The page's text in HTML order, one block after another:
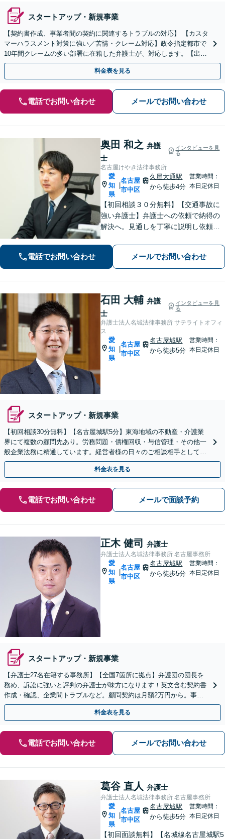
スタートアップ・新規事業
【契約書作成、事業者間の契約に関連するトラブルの対応】 【カスタ
マーハラスメント対策に強い／苦情・クレーム対応】政令指定都市で
10年間クレームの多い部署に在籍した弁護士が、対応します。【出張
相談・WEB面談対応】【休日・夜間相談可】
料金表を見る
電話でお問い合わせ メールでお問い合わせ
奥田 和之 弁護
士
インタビューを見
る
名古屋けやき法律事務所
愛
知
県
|
名古屋
市中区
久屋大通駅
から徒歩4分
営業時間：
本日定休日
【初回相談３０分無料】【交通事故に
強い弁護士】弁護士への依頼で納得の
解決へ。見通しを丁寧に説明し依頼者
ーネット問題】【久屋大通駅徒歩4分】
電話でお問い合わせ メールでお問い合わせ
石田 大輔 弁護
士
インタビューを見
る
弁護士法人名城法律事務所 サテライトオフィ
ス
愛
知
県
|
名古屋
市中区
名古屋城駅
から徒歩5分
営業時間：
本日定休日
スタートアップ・新規事業
【初回相談30分無料】【名古屋城駅5分】東海地域の不動産・介護業
界にて複数の顧問先あり。労務問題・債権回収・与信管理・その他一
般企業法務に精通しています。経営者様の日々のご相談相手として、
法務面から経営を支えます。単発のご依頼も承ります。
料金表を見る
電話でお問い合わせ メールで面談予約
正木 健司 弁護士
弁護士法人名城法律事務所 名古屋事務所
愛
知
県
|
名古屋
市中区
名古屋城駅
から徒歩5分
営業時間：
本日定休日
スタートアップ・新規事業
【弁護士27名在籍する事務所】【全国7箇所に拠点】弁護団の団長を
務め、訴訟に強いと評判の弁護士が味方になります！英文含む契約書
作成・確認、企業間トラブルなど。顧問契約は月額2万円から。事業
成長を法的側面より支援いたします【ビデオ面談可】
料金表を見る
電話でお問い合わせ メールでお問い合わせ
葛谷 直人 弁護士
弁護士法人名城法律事務所 名古屋事務所
愛
知
県
|
名古屋
市中区
名古屋城駅
から徒歩5分
営業時間：
本日定休日
【初回面談無料】【名城線名古屋城駅5